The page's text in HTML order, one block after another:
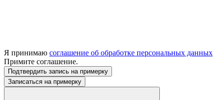
Я принимаю соглашение об обработке персональных данных
Примите соглашение.
Подтвердить запись на примерку
Записаться на примерку